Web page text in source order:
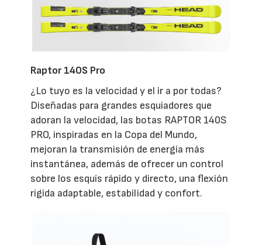
Raptor 140S Pro
¿Lo tuyo es la velocidad y el ir a por todas?
Diseñadas para grandes esquiadores que
adoran la velocidad, las botas RAPTOR 140S
PRO, inspiradas en la Copa del Mundo,
mejoran la transmisión de energía más
instantánea, además de ofrecer un control
sobre los esquís rápido y directo, una flexión
rígida adaptable, estabilidad y confort.